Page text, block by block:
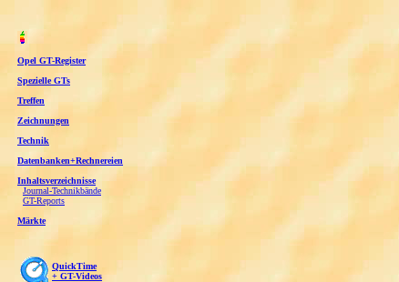
Opel GT-Register
Spezielle GTs
Treffen
Zeichnungen
Technik
Datenbanken+Rechnereien
Inhaltsverzeichnisse
Journal-Technikbände
GT-Reports
Märkte
QuickTime
+ GT-Videos